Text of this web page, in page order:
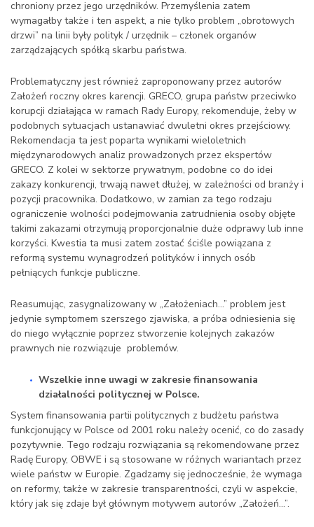
chroniony przez jego urzędników. Przemyślenia zatem
wymagałby także i ten aspekt, a nie tylko problem „obrotowych
drzwi” na linii były polityk / urzędnik – członek organów
zarządzających spółką skarbu państwa.
Problematyczny jest również zaproponowany przez autorów
Założeń roczny okres karencji. GRECO, grupa państw przeciwko
korupcji działająca w ramach Rady Europy, rekomenduje, żeby w
podobnych sytuacjach ustanawiać dwuletni okres przejściowy.
Rekomendacja ta jest poparta wynikami wieloletnich
międzynarodowych analiz prowadzonych przez ekspertów
GRECO. Z kolei w sektorze prywatnym, podobne co do idei
zakazy konkurencji, trwają nawet dłużej, w zależności od branży i
pozycji pracownika. Dodatkowo, w zamian za tego rodzaju
ograniczenie wolności podejmowania zatrudnienia osoby objęte
takimi zakazami otrzymują proporcjonalnie duże odprawy lub inne
korzyści. Kwestia ta musi zatem zostać ściśle powiązana z
reformą systemu wynagrodzeń polityków i innych osób
pełniących funkcje publiczne.
Reasumując, zasygnalizowany w „Założeniach…” problem jest
jedynie symptomem szerszego zjawiska, a próba odniesienia się
do niego wyłącznie poprzez stworzenie kolejnych zakazów
prawnych nie rozwiązuje problemów.
Wszelkie inne uwagi w zakresie finansowania
działalności politycznej w Polsce.
System finansowania partii politycznych z budżetu państwa
funkcjonujący w Polsce od 2001 roku należy ocenić, co do zasady
pozytywnie. Tego rodzaju rozwiązania są rekomendowane przez
Radę Europy, OBWE i są stosowane w różnych wariantach przez
wiele państw w Europie. Zgadzamy się jednocześnie, że wymaga
on reformy, także w zakresie transparentności, czyli w aspekcie,
który jak się zdaje był głównym motywem autorów „Założeń…”.